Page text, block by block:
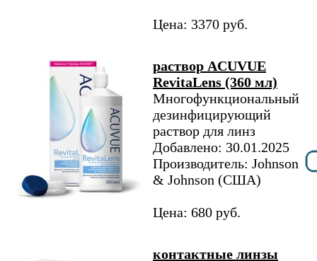
Цена: 3370 руб.
раствор ACUVUE
RevitaLens (360 мл)
Многофункциональный
дезинфицирующий
раствор для линз
Добавлено: 30.01.2025
Производитель: Johnson
& Johnson (США)
Цена: 680 руб.
контактные линзы